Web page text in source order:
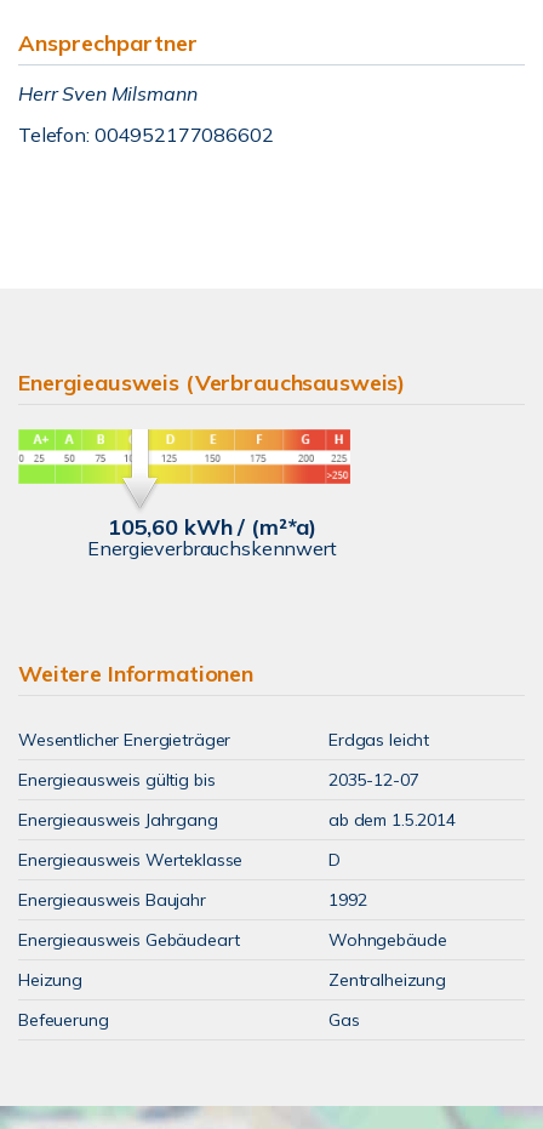
Ansprechpartner
Herr Sven Milsmann
Telefon: 004952177086602
Energieausweis (Verbrauchsausweis)
105,60 kWh / (m²*a)
Energieverbrauchskennwert
Weitere Informationen
Wesentlicher Energieträger
Erdgas leicht
Energieausweis gültig bis
2035-12-07
Energieausweis Jahrgang
ab dem 1.5.2014
Energieausweis Werteklasse
D
Energieausweis Baujahr
1992
Energieausweis Gebäudeart
Wohngebäude
Heizung
Zentralheizung
Befeuerung
Gas